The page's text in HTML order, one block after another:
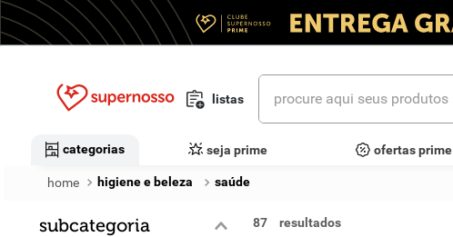
listas
procure aqui seus produtos
categorias seja prime ofertas prime
higiene e beleza saúde
subcategoria 87
termos mais buscados